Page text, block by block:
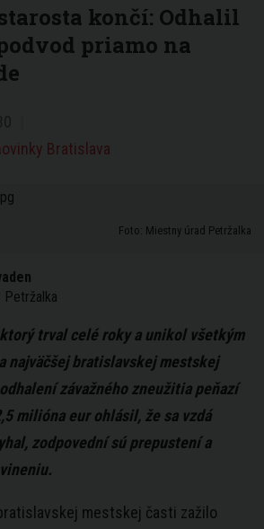
končí: Odhalil
priamo na
Bratislava
Foto: Miestny úrad Petržalka
Petržalka
trval celé roky a unikol všetkým
najväčšej bratislavskej mestskej
závažného zneužitia peňazí
milióna eur ohlásil, že sa vzdá
zodpovední sú prepustení a
mestskej časti zažilo